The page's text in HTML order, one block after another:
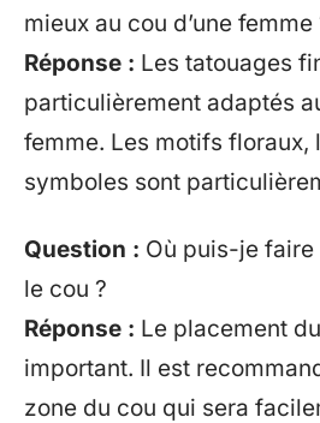
mieux au cou d’une femme
Réponse : Les tatouages
particulièrement adaptés
femme. Les motifs floraux,
symboles sont
Question : Où puis-je
le cou ?
Réponse : Le placement
important. Il est
zone du cou qui sera